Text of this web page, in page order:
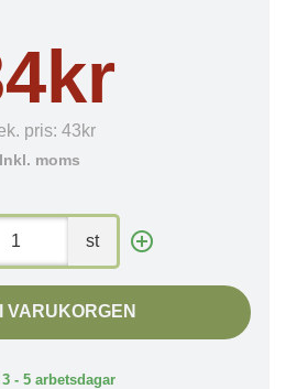
pris: 43kr
Inkl. moms
st
VARUKORGEN
- 5 arbetsdagar